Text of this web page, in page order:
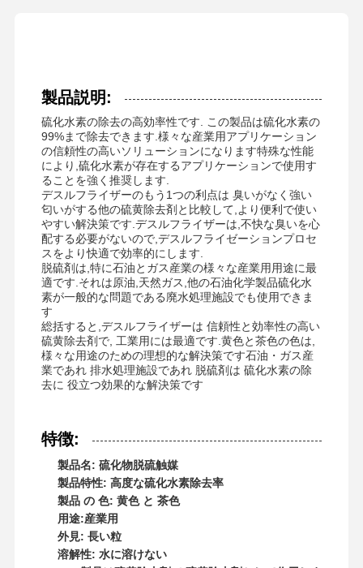
製品説明:
硫化水素の除去の高効率性です. この製品は硫化水素の
99%まで除去できます.様々な産業用アプリケーション
の信頼性の高いソリューションになります特殊な性能
により,硫化水素が存在するアプリケーションで使用す
ることを強く推奨します.
デスルフライザーのもう1つの利点は 臭いがなく強い
匂いがする他の硫黄除去剤と比較して,より便利で使い
やすい解決策です.デスルフライザーは,不快な臭いを心
配する必要がないので,デスルフライゼーションプロセ
スをより快適で効率的にします.
脱硫剤は,特に石油とガス産業の様々な産業用用途に最
適です.それは原油,天然ガス,他の石油化学製品硫化水
素が一般的な問題である廃水処理施設でも使用できま
す
総括すると,デスルフライザーは 信頼性と効率性の高い
硫黄除去剤で, 工業用には最適です.黄色と茶色の色は,
様々な用途のための理想的な解決策です石油・ガス産
業であれ 排水処理施設であれ 脱硫剤は 硫化水素の除
去に 役立つ効果的な解決策です
特徴:
製品名: 硫化物脱硫触媒
製品特性: 高度な硫化水素除去率
製品 の 色: 黄色 と 茶色
用途:産業用
外見: 長い粒
溶解性: 水に溶けない